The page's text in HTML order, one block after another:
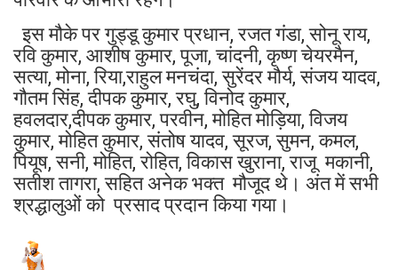
इस मौके पर गुड्डू कुमार प्रधान, रजत गंडा, सोनू राय,
रवि कुमार, आशीष कुमार, पूजा, चांदनी, कृष्ण चेयरमैन,
सत्या, मोना, रिया,राहुल मनचंदा, सुरेंदर मौर्य, संजय यादव,
गौतम सिंह, दीपक कुमार, रघु, विनोद कुमार,
हवलदार,दीपक कुमार, परवीन, मोहित मोड़िया, विजय
कुमार, मोहित कुमार, संतोष यादव, सूरज, सुमन, कमल,
पियूष, सनी, मोहित, रोहित, विकास खुराना, राजू मकानी,
सतीश तागरा, सहित अनेक भक्त मौजूद थे। अंत में सभी
श्रद्धालुओं को प्रसाद प्रदान किया गया।